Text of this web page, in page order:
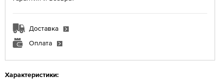
Характеристики:
Доставка
Оплата